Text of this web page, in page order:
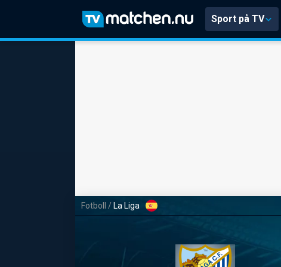
Sport på TV
Fotboll / La Liga